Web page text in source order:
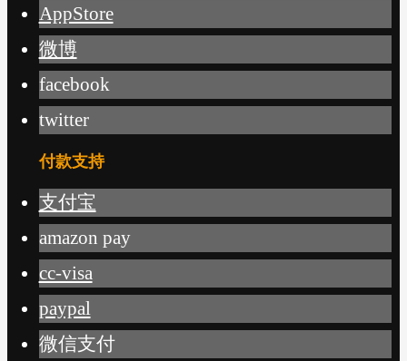
AppStore
微博
facebook
twitter
付款支持
支付宝
amazon pay
cc-visa
paypal
微信支付